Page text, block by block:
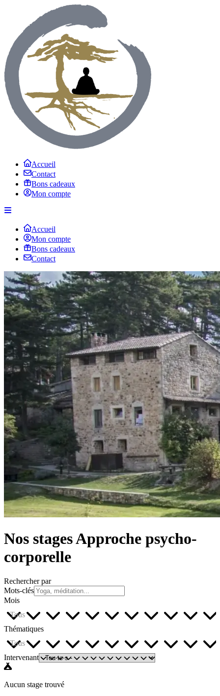
Accueil
Contact
Bons cadeaux
Mon compte
Accueil
Mon compte
Bons cadeaux
Contact
Nos stages Approche psycho-
corporelle
Rechercher par
Mots-clés
Mois
Tous
Thématiques
Tous
Intervenant
Aucun stage trouvé